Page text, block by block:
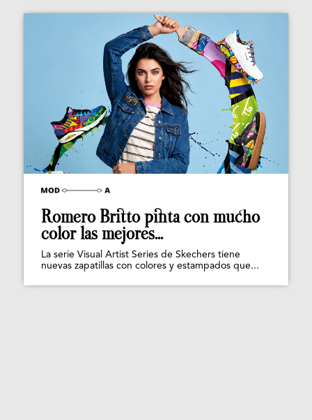
Romero Britto pinta con mucho
color las mejores...
La serie Visual Artist Series de Skechers tiene
nuevas zapatillas con colores y estampados que...